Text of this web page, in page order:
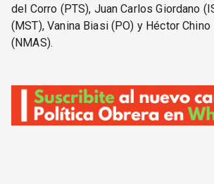
del Corro (PTS), Juan Carlos Giordano
(MST), Vanina Biasi (PO) y Héctor
(NMAS).